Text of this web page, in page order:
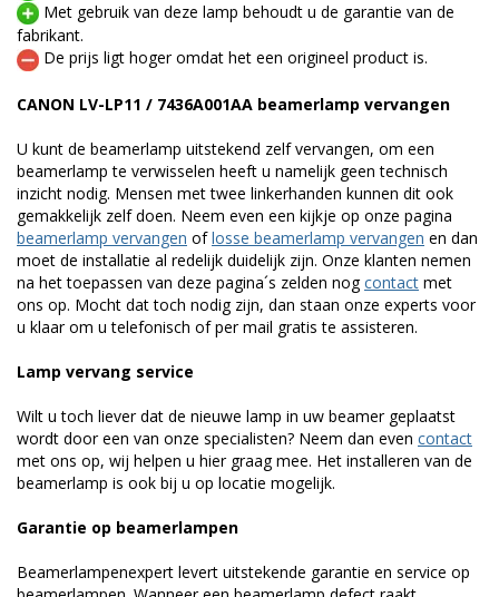
Met gebruik van deze lamp behoudt u de garantie van de
fabrikant.
De prijs ligt hoger omdat het een origineel product is.
CANON LV-LP11 / 7436A001AA beamerlamp vervangen
U kunt de beamerlamp uitstekend zelf vervangen, om een
beamerlamp te verwisselen heeft u namelijk geen technisch
inzicht nodig. Mensen met twee linkerhanden kunnen dit ook
gemakkelijk zelf doen. Neem even een kijkje op onze pagina
beamerlamp vervangen oflosse beamerlamp vervangen en dan
moet de installatie al redelijk duidelijk zijn. Onze klanten nemen
na het toepassen van deze pagina´s zelden nogcontact met
ons op. Mocht dat toch nodig zijn, dan staan onze experts voor
u klaar om u telefonisch of per mail gratis te assisteren.
Lamp vervang service
Wilt u toch liever dat de nieuwe lamp in uw beamer geplaatst
wordt door een van onze specialisten? Neem dan even contact
met ons op, wij helpen u hier graag mee. Het installeren van de
beamerlamp is ook bij u op locatie mogelijk.
Garantie op beamerlampen
Beamerlampenexpert levert uitstekende garantie en service op